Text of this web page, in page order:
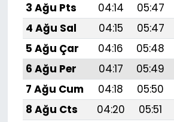
3 Ağu Pts
04:14 05:47
4 Ağu Sal
04:15 05:47
5 Ağu Çar
04:16 05:48
6 Ağu Per
04:17 05:49
7 Ağu Cum
04:18 05:50
8 Ağu Cts
04:20 05:51